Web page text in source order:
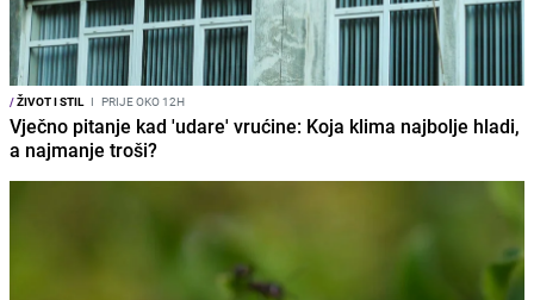
/ŽIVOT I STIL I PRIJE OKO 12H
Vječno pitanje kad 'udare' vrućine: Koja klima najbolje hladi,
a najmanje troši?